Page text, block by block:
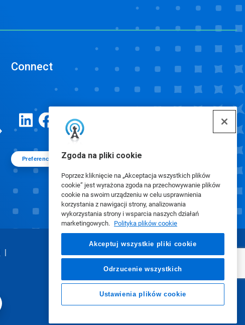
Zgoda na pliki cookie
Poprzez kliknięcie na „Akceptacja wszystkich plików
cookie” jest wyrażona zgoda na przechowywanie plików
cookie na swoim urządzeniu w celu usprawnienia
korzystania z nawigacji strony, analizowania
wykorzystania strony i wsparcia naszych działań
marketingowych. Polityka plików cookie
Akceptuj wszystkie pliki cookie
Odrzucenie wszystkich
Ustawienia plików cookie
Connect
Preferencje plików cookie
|